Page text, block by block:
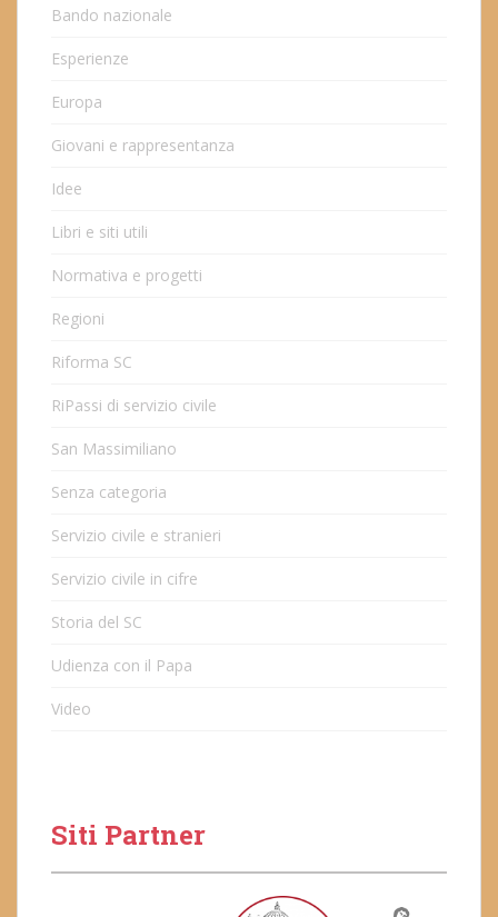
Bando nazionale
Esperienze
Europa
Giovani e rappresentanza
Idee
Libri e siti utili
Normativa e progetti
Regioni
Riforma SC
RiPassi di servizio civile
San Massimiliano
Senza categoria
Servizio civile e stranieri
Servizio civile in cifre
Storia del SC
Udienza con il Papa
Video
Siti Partner